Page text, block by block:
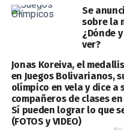
Se
sobre la
¿Dónde
ver?
Jonas Koreiva, el
en Juegos Bolivarianos,
olímpico en vela y dice a
compañeros de clases
Sí pueden lograr lo que
(FOTOS y VIDEO)